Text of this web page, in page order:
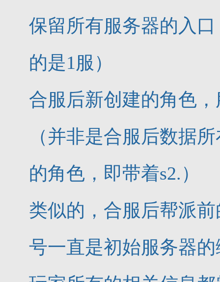
保留所有服务器的入
的是1服）
合服后新创建的角色
（并非是合服后数据
的角色，即带着s2.）
类似的，合服后帮派
号一直是初始服务器